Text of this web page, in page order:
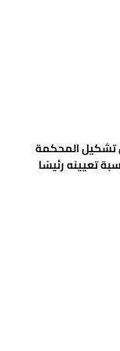
تشكيل المحكمة
تعيينه رئيسًا